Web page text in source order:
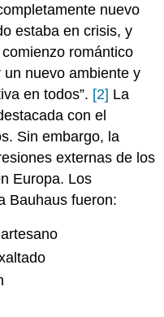
nuevo
estaba en crisis, y
romántico
nuevo ambiente y
en todos”. [2] La
con el
Sin embargo, la
externas de los
Europa. Los
Bauhaus fueron: